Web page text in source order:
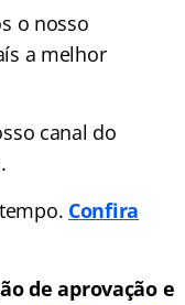
o nosso
a melhor
canal do
Confira
de aprovação e